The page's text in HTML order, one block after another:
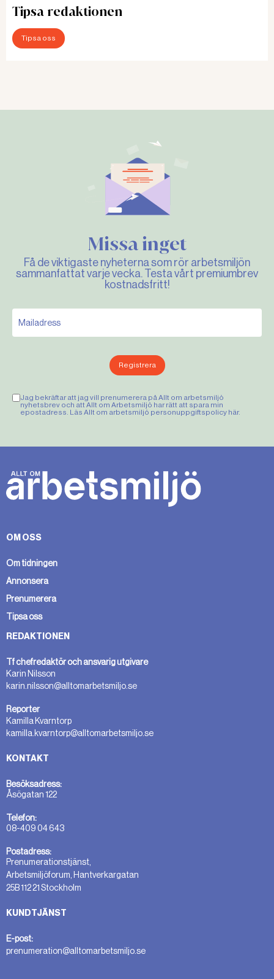
Tipsa redaktionen
Tipsa oss
Missa inget
Få de viktigaste nyheterna som rör arbetsmiljön
sammanfattat varje vecka. Testa vårt premiumbrev
kostnadsfritt!
Registrera
Jag bekräftar att jag vill prenumerera på Allt om arbetsmiljö
nyhetsbrev och att Allt om Arbetsmiljö har rätt att spara min
epostadress. Läs Allt om arbetsmiljö personuppgiftspolicy här.
OM OSS
Om tidningen
Annonsera
Prenumerera
Tipsa oss
REDAKTIONEN
Tf chefredaktör och ansvarig utgivare
Karin Nilsson
karin.nilsson@alltomarbetsmiljo.se
Reporter
Kamilla Kvarntorp
kamilla.kvarntorp@alltomarbetsmiljo.se
KONTAKT
Besöksadress:
Åsögatan 122
Telefon:
08-409 04 643
Postadress:
Prenumerationstjänst,
Arbetsmiljöforum, Hantverkargatan
25B 112 21 Stockholm
KUNDTJÄNST
E-post:
prenumeration@alltomarbetsmiljo.se